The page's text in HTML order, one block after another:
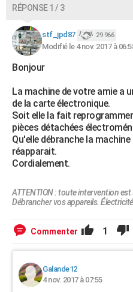
S'inscrire
Se connecter
Lycées
Collèges
Primaires
Universités
Entreprises
Service militaire
Avis de recherche
AVIS DE DÉCÈS
FORUM
Bricolage
Lifestyle
Culture
Sport
Auto
Television
Voyage
Cinema
RÉPONSE 1 / 3
stf_jpd87 29 966
Modifié le 4 nov. 2017 à
Bonjour
La machine de votre amie a
de la carte électronique.
Soit elle la fait
pièces détachées
Qu'elle débranche la
réapparait.
Cordialement.
ATTENTION : toute intervention
Débrancher vos appareils.
Commenter 1
Galande12
4 nov. 2017 à 07:55